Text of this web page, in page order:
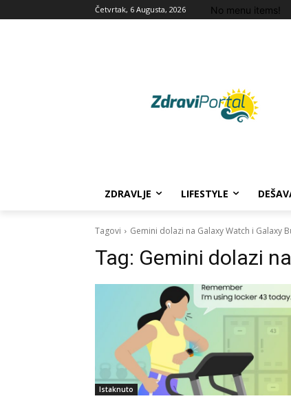
Četvrtak, 6 Augusta, 2026 No menu items!
ZDRAVLJE LIFESTYLE
Tagovi Gemini dolazi na Galaxy Watch i Galaxy
Tag: Gemini dolazi
Istaknuto